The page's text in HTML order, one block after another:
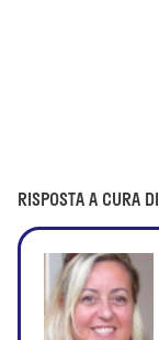
RISPOSTA A CURA DI